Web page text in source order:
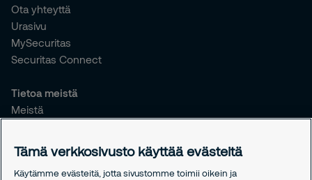
Ota yhteyttä
Urasivu
MySecuritas
Securitas Connect
Tietoa meistä
Meistä
Työntekijöille
Tämä verkkosivusto käyttää evästeitä
Käytämme evästeitä, jotta sivustomme toimii oikein ja